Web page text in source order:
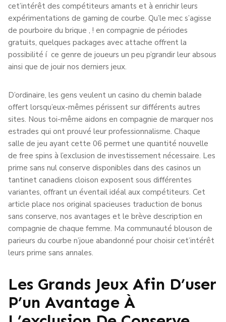
cet’intérêt des compétiteurs amants et à enrichir leurs
expérimentations de gaming de courbe. Qu’le mec s’agisse
de pourboire du brique , ! en compagnie de périodes
gratuits, quelques packages avec attache offrent la
possibilité í ce genre de joueurs un peu p’grandir leur absous
ainsi que de jouir nos derniers jeux.
D’ordinaire, les gens veulent un casino du chemin balade
offert lorsqu’eux-mêmes périssent sur différents autres
sites. Nous toi-même aidons en compagnie de marquer nos
estrades qui ont prouvé leur professionnalisme. Chaque
salle de jeu ayant cette 06 permet une quantité nouvelle
de free spins à l’exclusion de investissement nécessaire. Les
prime sans nul conserve disponibles dans des casinos un
tantinet canadiens cloison exposent sous différentes
variantes, offrant un éventail idéal aux compétiteurs. Cet
article place nos original spacieuses traduction de bonus
sans conserve, nos avantages et le brève description en
compagnie de chaque femme. Ma communauté blouson de
parieurs du courbe n’joue abandonné pour choisir cet’intérêt
leurs prime sans annales.
Les Grands Jeux Afin D’user
P’un Avantage À